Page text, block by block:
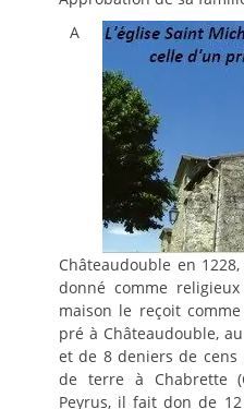
A
Châteaudouble en
donné comme
maison le reçoit
pré à Châteaudouble,
et de 8 deniers de cens
de terre à Chabrette
Peyrus, il fait don de